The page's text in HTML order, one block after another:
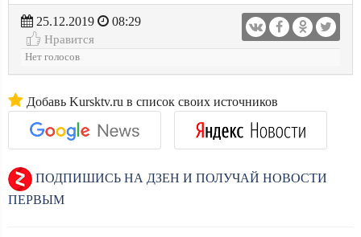
25.12.2019
08:29
Нравится
Нет голосов
Добавь Kursktv.ru в список своих источников
ПОДПИШИСЬ НА ДЗЕН И ПОЛУЧАЙ НОВОСТИ
ПЕРВЫМ